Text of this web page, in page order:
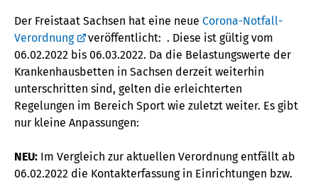
Der Freistaat Sachsen hat eine neue Corona-Notfall-
Verordnung
veröffentlicht: . Diese ist gültig vom
06.02.2022 bis 06.03.2022. Da die Belastungswerte der
Krankenhausbetten in Sachsen derzeit weiterhin
unterschritten sind, gelten die erleichterten
Regelungen im Bereich Sport wie zuletzt weiter. Es gibt
nur kleine Anpassungen:
NEU: Im Vergleich zur aktuellen Verordnung entfällt ab
06.02.2022 die Kontakterfassung in Einrichtungen bzw.